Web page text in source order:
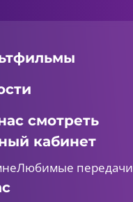
смотреть
кабинет
Любимые передачи